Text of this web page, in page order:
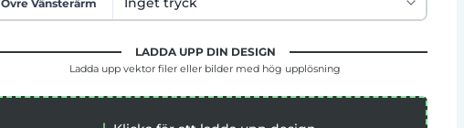
Övre Vänsterärm
LADDA UPP DIN DESIGN
Ladda upp vektor filer eller bilder med hög upplösning